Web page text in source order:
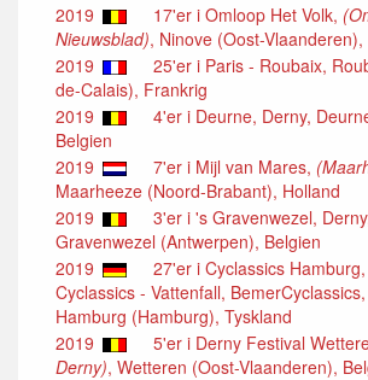
2019 17'er i Omloop Het Volk,
Nieuwsblad), Ninove (Oost-Vlaanderen),
2019
25'er i Paris - Roubaix,
de-Calais), Frankrig
2019
4'er i Deurne, Derny,
Belgien
2019
7'er i Mijl van Mares,
Maarheeze (Noord-Brabant), Holland
2019
3'er i 's Gravenwezel,
Gravenwezel (Antwerpen), Belgien
2019
27'er i Cyclassics
Cyclassics - Vattenfall, BemerCyclassics,
Hamburg (Hamburg), Tyskland
2019
5'er i Derny Festival
Derny), Wetteren (Oost-Vlaanderen),